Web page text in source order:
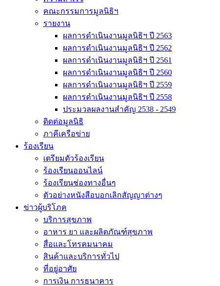
คณะกรรมการมูลนิธิฯ
รายงาน
ผลการดำเนินงานมูลนิธิฯ ปี 2563
ผลการดำเนินงานมูลนิธิฯ ปี 2562
ผลการดำเนินงานมูลนิธิฯ ปี 2561
ผลการดำเนินงานมูลนิธิฯ ปี 2560
ผลการดำเนินงานมูลนิธิฯ ปี 2559
ผลการดำเนินงานมูลนิธิฯ ปี 2558
ประมวลผลงานสำคัญ 2538 - 2549
ติดต่อมูลนิธิ
ภาคีเครือข่าย
ร้องเรียน
เตรียมตัวร้องเรียน
ร้องเรียนออนไลน์
ร้องเรียนช่องทางอื่นๆ
ตัวอย่างหนังสือบอกเลิกสัญญาต่างๆ
ข่าวผู้บริโภค
บริการสุขภาพ
อาหาร ยา และผลิตภัณฑ์สุขภาพ
สื่อและโทรคมนาคม
สินค้าและบริการทั่วไป
ที่อยู่อาศัย
การเงิน การธนาคาร